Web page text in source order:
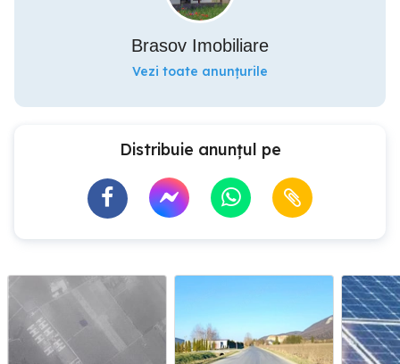
Brasov Imobiliare
Vezi toate anunțurile
Distribuie anunțul pe